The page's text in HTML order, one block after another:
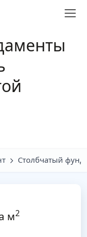
Столбчатый
м2